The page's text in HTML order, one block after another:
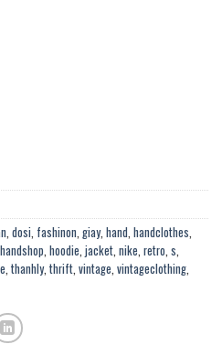
, dosi, fashinon, giay, hand, handclothes,
handshop, hoodie, jacket, nike, retro, s,
, thanhly, thrift, vintage, vintageclothing,